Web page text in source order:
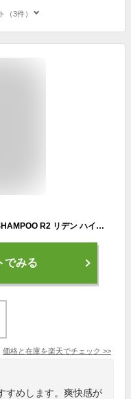
（3件）
【期間限定！P10倍】 REDEN HYBRID SHAMPOO R2 リデン ハイブリッドシャンプー R2 500ml メンズ 男性 男性用 シャンプー スカルプ 薬用 フケ 薄毛 頭皮ケア 抜け毛 臭い オイリー メンズシャンプー 加齢 乾燥肌 リンスインシャンプー マリンムスク いい香り 不要 コスパ
でみる
価格と在庫を楽天でチェック >>
すめします。爽快感が